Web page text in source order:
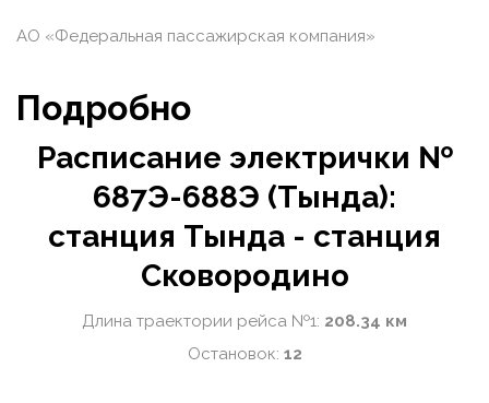
АО «Федеральная пассажирская компания»
Подробно
Расписание электрички №
687Э-688Э (Тында):
станция Тында - станция
Сковородино
Длина траектории рейса №1: 208.34 км
Остановок: 12